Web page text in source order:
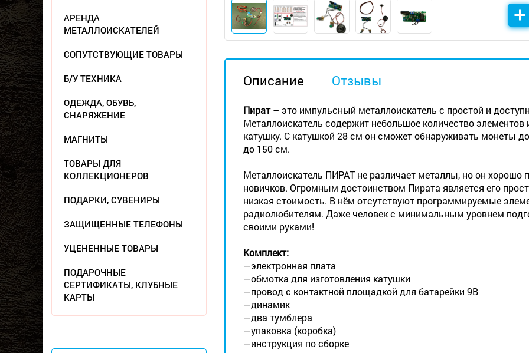
АРЕНДА
МЕТАЛЛОИСКАТЕЛЕЙ
СОПУТСТВУЮЩИЕ ТОВАРЫ
Б/У ТЕХНИКА
ОДЕЖДА, ОБУВЬ,
СНАРЯЖЕНИЕ
МАГНИТЫ
ТОВАРЫ ДЛЯ
КОЛЛЕКЦИОНЕРОВ
ПОДАРКИ, СУВЕНИРЫ
ЗАЩИЩЕННЫЕ ТЕЛЕФОНЫ
УЦЕНЕННЫЕ ТОВАРЫ
ПОДАРОЧНЫЕ
СЕРТИФИКАТЫ, КЛУБНЫЕ
КАРТЫ
Описание Отзывы
Пират– это импульсный металлоискатель с простой и
Металлоискатель содержит небольшое количество
катушку. С катушкой 28 см он сможет обнаруживать монеты
до 150 см.
Металлоискатель ПИРАТ не различает металлы, но он хорошо
новичков. Огромным достоинством Пирата является его
низкая стоимость. В нём отсутствуют программируемые
радиолюбителям. Даже человек с минимальным уровнем
своими руками!
Комплект:
—электронная плата
—обмотка для изготовления катушки
—провод с контактной площадкой для батарейки 9В
—динамик
—два тумблера
—упаковка (коробка)
—инструкция по сборке